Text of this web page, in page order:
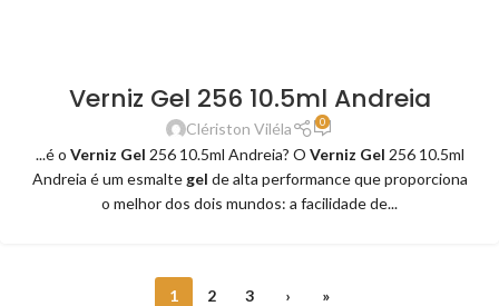
Verniz Gel 256 10.5ml Andreia
Clériston Viléla 0
...é o Verniz Gel 256 10.5ml Andreia? O Verniz Gel 256 10.5ml
Andreia é um esmalte gel de alta performance que proporciona
o melhor dos dois mundos: a facilidade de...
1 2 3 › »